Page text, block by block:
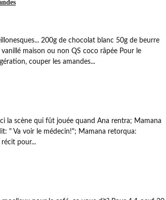
200g de chocolat blanc 50g de beurre
maison ou non QS coco râpée Pour le
couper les amandes...
la scène qui fût jouée quand Ana rentra; Mamana
" Va voir le médecin!"; Mamana retorqua:
pour...